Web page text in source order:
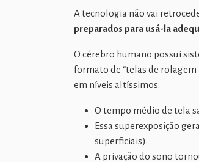
A tecnologia não vai
preparados para usá-la
O cérebro humano possui
formato de “telas de
em níveis altíssimos.
O tempo médio de tela
Essa superexposição
superficiais).
A privação do sono